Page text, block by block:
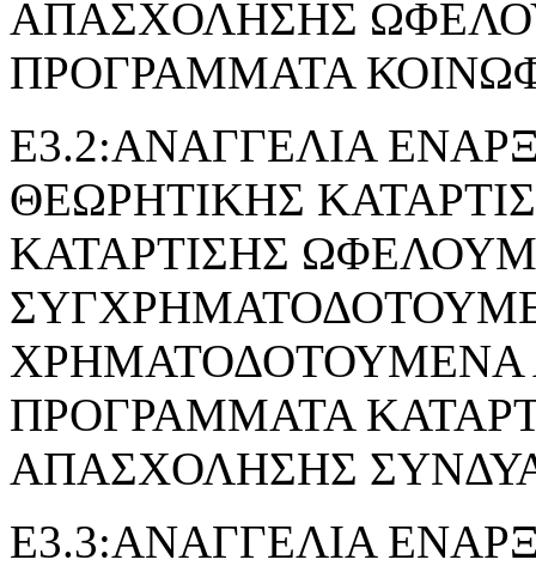
ΑΠΑΣΧΟΛΗΣΗΣ
ΠΡΟΓΡΑΜΜΑΤΑ
Ε3.2:ΑΝΑΓΓΕΛΙΑ
ΘΕΩΡΗΤΙΚΗΣ
ΚΑΤΑΡΤΙΣΗΣ
ΧΡΗΜΑΤΟΔΟΤΟΥΜΕΝΑ
ΠΡΟΓΡΑΜΜΑΤΑ
ΑΠΑΣΧΟΛΗΣΗΣ
Ε3.3:ΑΝΑΓΓΕΛΙΑ